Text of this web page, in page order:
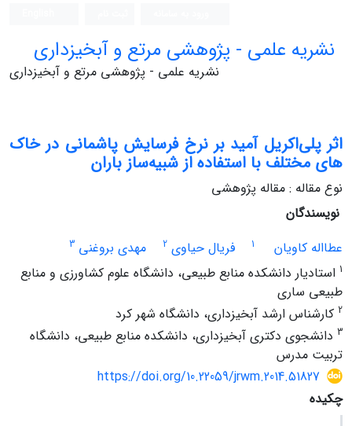
نشریه علمی - پژوهشی مرتع و آبخیزداری
نشریه علمی - پژوهشی مرتع و آبخیزداری
اثر پلی‌اکریل آمید بر نرخ فرسایش پاشمانی در خاک
‏های مختلف با استفاده از شبیه‌ساز باران
نوع مقاله : مقاله پژوهشی
نویسندگان
عطااله کاویان
1 فریال حیاوی 2 مهدی بروغنی 3
1 استادیار دانشکده منابع طبیعی، دانشگاه علوم کشاورزی و منابع
طبیعی ساری
2 کارشناس ارشد آبخیزداری، دانشگاه شهر کرد
3 دانشجوی دکتری آبخیزداری، دانشکده منابع طبیعی، دانشگاه
تربیت مدرس
https://doi.org/10.22059/jrwm.2014.51827
چکیده